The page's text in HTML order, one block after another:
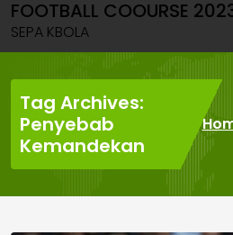
Skip
to
content
FOOTBALL COOURSE
SEPA KBOLA
Tag Archives:
Penyebab
Kemandekan